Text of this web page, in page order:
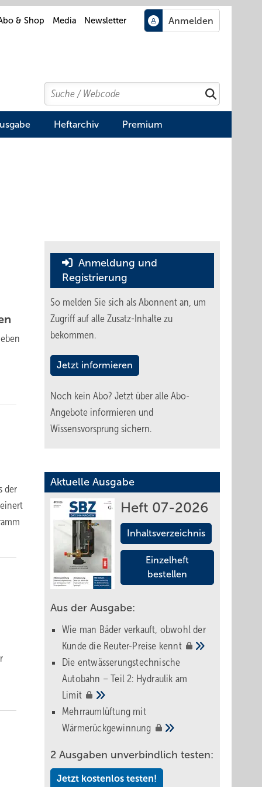
& Shop Media Newsletter
Search
Suchen
Heftarchiv Premium
der
Anmeldung und
Registrierung
So melden Sie sich als Abonnent an, um
Zugriff auf alle Zusatz-Inhalte zu
bekommen.
Jetzt informieren
Noch kein Abo? Jetzt über alle Abo-
Angebote informieren und
Wissensvorsprung sichern.
Aktuelle Ausgabe
Heft 07-2026
Inhaltsverzeichnis
Einzelheft
bestellen
Aus der Ausgabe:
Wie man Bäder verkauft, obwohl der
Kunde die Reuter-Preise kennt
Die entwässerungstechnische
Autobahn – Teil 2: Hydraulik am
Limit
Mehrraumlüftung mit
Wärmerückgewinnung
2 Ausgaben unverbindlich testen:
Jetzt kostenlos testen!